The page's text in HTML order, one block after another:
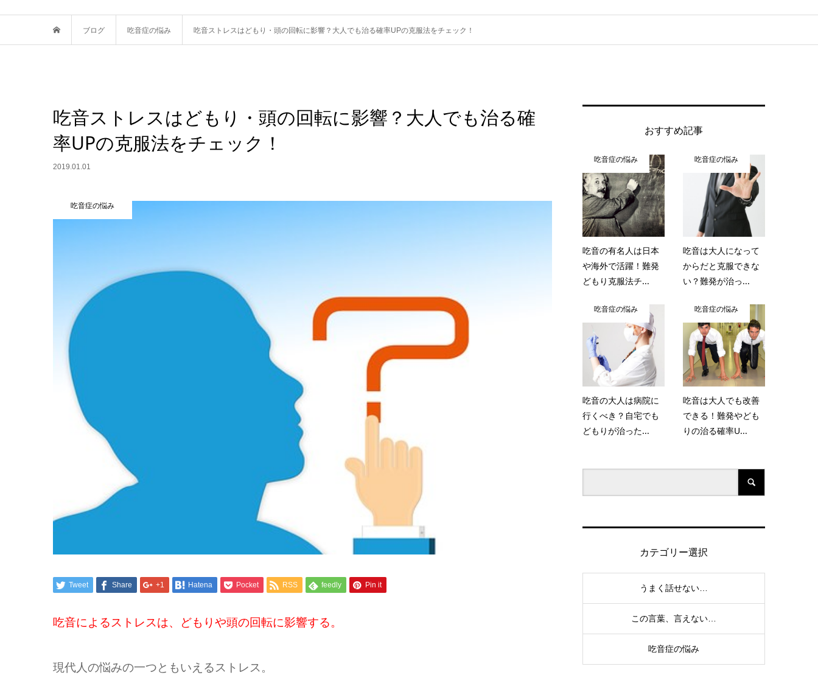
ブログ 吃音症の悩み 吃音ストレスはどもり・頭の回転に影響？大人でも治る確率UPの克服法をチェック！
吃音ストレスはどもり・頭の回転に影響？大人でも治る確
率UPの克服法をチェック！
2019.01.01
吃音症の悩み
Tweet Share +1 Hatena Pocket RSS feedly Pin it
吃音によるストレスは、どもりや頭の回転に影響する。
現代人の悩みの一つともいえるストレス。
おすすめ記事
吃音症の悩み
吃音の有名人は日本
や海外で活躍！難発
どもり克服法チ...
吃音症の悩み
吃音は大人になって
からだと克服できな
い？難発が治っ...
吃音症の悩み
吃音の大人は病院に
行くべき？自宅でも
どもりが治った...
吃音症の悩み
吃音は大人でも改善
できる！難発やども
りの治る確率U...
カテゴリー選択
うまく話せない…
この言葉、言えない…
吃音症の悩み